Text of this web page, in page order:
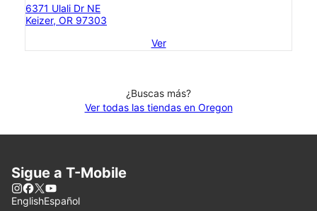
6371 Ulali Dr NE
Keizer, OR 97303
Ver
¿Buscas más?
Ver todas las tiendas en Oregon